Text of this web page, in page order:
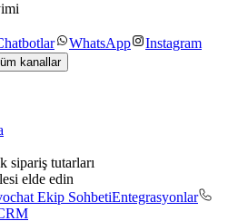
WhatsApp
Instagram
kanallar
sipariş tutarları
elde edin
Ekip SohbetiEntegrasyonlar